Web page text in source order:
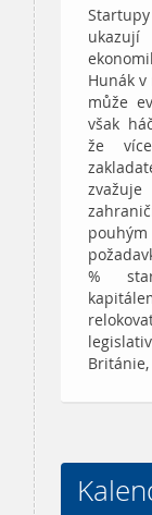
Hunák
může
však
že
%
Británie,